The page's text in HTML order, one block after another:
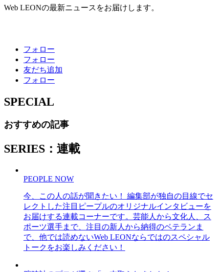
Web LEONの最新ニュースをお届けします。
フォロー
フォロー
友だち追加
フォロー
SPECIAL
おすすめの記事
SERIES：連載
PEOPLE NOW
今、この人の話が聞きたい！ 編集部が独自の目線でセ
レクトした注目ピープルのオリジナルインタビューを
お届けする連載コーナーです。芸能人から文化人、ス
ポーツ選手まで、注目の新人から納得のベテランま
で、他では読めないWeb LEONならではのスペシャル
トークをお楽しみください！